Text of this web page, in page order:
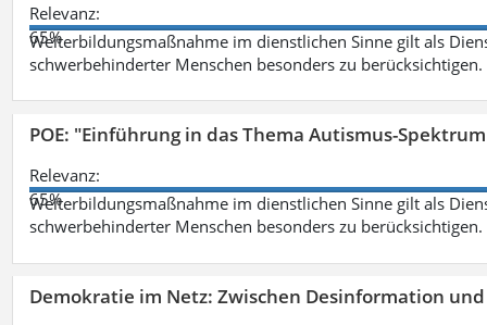
Relevanz:
65%
Weiterbildungsmaßnahme im dienstlichen Sinne gilt als
schwerbehinderter Menschen besonders zu berücksichtigen.
POE: "Einführung in das Thema Autismus-
Relevanz:
65%
Weiterbildungsmaßnahme im dienstlichen Sinne gilt als
schwerbehinderter Menschen besonders zu berücksichtigen.
Demokratie im Netz: Zwischen Desinformation